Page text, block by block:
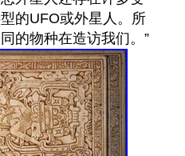
的UFO或外星人。所